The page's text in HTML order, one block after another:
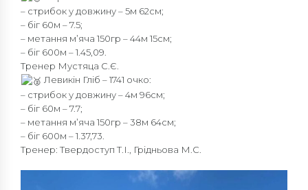
– стрибок у довжину – 5м 62см;
– біг 60м – 7.5;
– метання мʼяча 150гр – 44м 15см;
– біг 600м – 1.45,09.
Тренер Мустяца С.Є.
Левикін Гліб – 1741 очко:
– стрибок у довжину – 4м 96см;
– біг 60м – 7.7;
– метання мʼяча 150гр – 38м 64см;
– біг 600м – 1.37,73.
Тренер: Твердоступ Т.І., Грідньова М.С.